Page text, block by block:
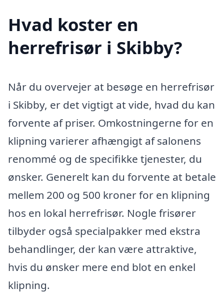
Hvad koster en
herrefrisør i Skibby?
Når du overvejer at besøge en herrefrisør
i Skibby, er det vigtigt at vide, hvad du kan
forvente af priser. Omkostningerne for en
klipning varierer afhængigt af salonens
renommé og de specifikke tjenester, du
ønsker. Generelt kan du forvente at betale
mellem 200 og 500 kroner for en klipning
hos en lokal herrefrisør. Nogle frisører
tilbyder også specialpakker med ekstra
behandlinger, der kan være attraktive,
hvis du ønsker mere end blot en enkel
klipning.